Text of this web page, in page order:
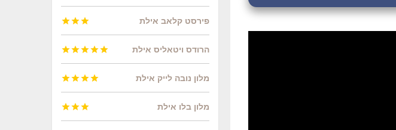
פירסט קלאב אילת 


הרודס ויטאליס אילת 




מלון נובה לייק אילת 



מלון בלו אילת 

